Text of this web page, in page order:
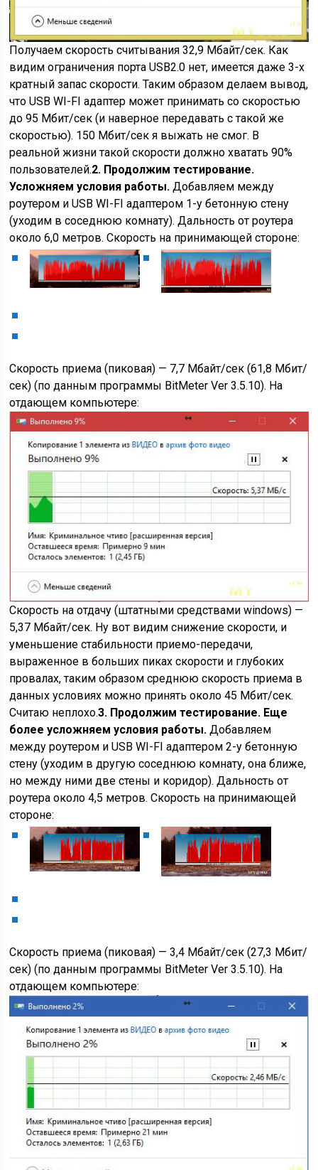
Получаем скорость считывания 32,9 Мбайт/сек. Как
видим ограничения порта USB2.0 нет, имеется даже 3-х
кратный запас скорости. Таким образом делаем вывод,
что USB WI-FI адаптер может принимать со скоростью
до 95 Мбит/сек (и наверное передавать с такой же
скоростью). 150 Мбит/сек я выжать не смог. В
реальной жизни такой скорости должно хватать 90%
пользователей.2. Продолжим тестирование.
Усложняем условия работы.Добавляем между
роутером и USB WI-FI адаптером 1-у бетонную стену
(уходим в соседнюю комнату). Дальность от роутера
около 6,0 метров. Скорость на принимающей стороне:
Скорость приема (пиковая) — 7,7 Мбайт/сек (61,8 Мбит/
сек) (по данным программы BitMeter Ver 3.5.10). На
отдающем компьютере:
Скорость на отдачу (штатными средствами windows) —
5,37 Мбайт/сек. Ну вот видим снижение скорости, и
уменьшение стабильности приемо-передачи,
выраженное в больших пиках скорости и глубоких
провалах, таким образом среднюю скорость приема в
данных условиях можно принять около 45 Мбит/сек.
Считаю неплохо.3. Продолжим тестирование. Еще
более усложняем условия работы. Добавляем
между роутером и USB WI-FI адаптером 2-у бетонную
стену (уходим в другую соседнюю комнату, она ближе,
но между ними две стены и коридор). Дальность от
роутера около 4,5 метров. Скорость на принимающей
стороне:
Скорость приема (пиковая) — 3,4 Мбайт/сек (27,3 Мбит/
сек) (по данным программы BitMeter Ver 3.5.10). На
отдающем компьютере: